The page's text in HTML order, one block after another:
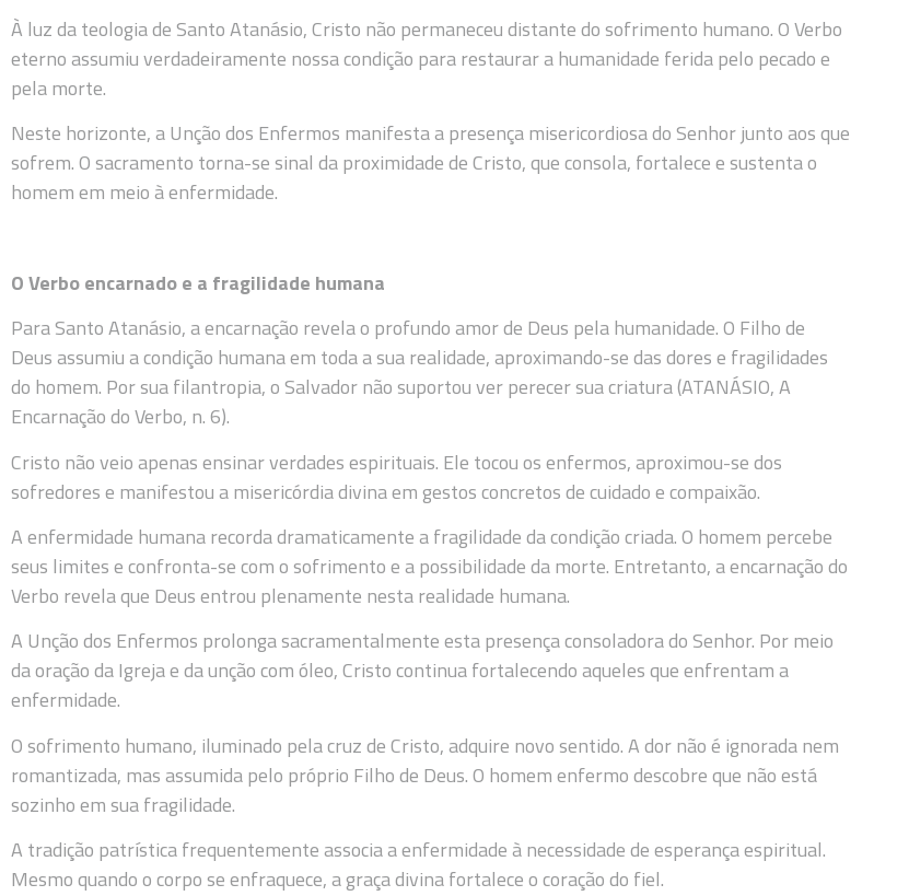
À luz da teologia de Santo Atanásio, Cristo não permaneceu distante do sofrimento humano. O Verbo
eterno assumiu verdadeiramente nossa condição para restaurar a humanidade ferida pelo pecado e
pela morte.
Neste horizonte, a Unção dos Enfermos manifesta a presença misericordiosa do Senhor junto aos que
sofrem. O sacramento torna-se sinal da proximidade de Cristo, que consola, fortalece e sustenta o
homem em meio à enfermidade.
O Verbo encarnado e a fragilidade humana
Para Santo Atanásio, a encarnação revela o profundo amor de Deus pela humanidade. O Filho de
Deus assumiu a condição humana em toda a sua realidade, aproximando-se das dores e fragilidades
do homem. Por sua filantropia, o Salvador não suportou ver perecer sua criatura (ATANÁSIO, A
Encarnação do Verbo, n. 6).
Cristo não veio apenas ensinar verdades espirituais. Ele tocou os enfermos, aproximou-se dos
sofredores e manifestou a misericórdia divina em gestos concretos de cuidado e compaixão.
A enfermidade humana recorda dramaticamente a fragilidade da condição criada. O homem percebe
seus limites e confronta-se com o sofrimento e a possibilidade da morte. Entretanto, a encarnação do
Verbo revela que Deus entrou plenamente nesta realidade humana.
A Unção dos Enfermos prolonga sacramentalmente esta presença consoladora do Senhor. Por meio
da oração da Igreja e da unção com óleo, Cristo continua fortalecendo aqueles que enfrentam a
enfermidade.
O sofrimento humano, iluminado pela cruz de Cristo, adquire novo sentido. A dor não é ignorada nem
romantizada, mas assumida pelo próprio Filho de Deus. O homem enfermo descobre que não está
sozinho em sua fragilidade.
A tradição patrística frequentemente associa a enfermidade à necessidade de esperança espiritual.
Mesmo quando o corpo se enfraquece, a graça divina fortalece o coração do fiel.